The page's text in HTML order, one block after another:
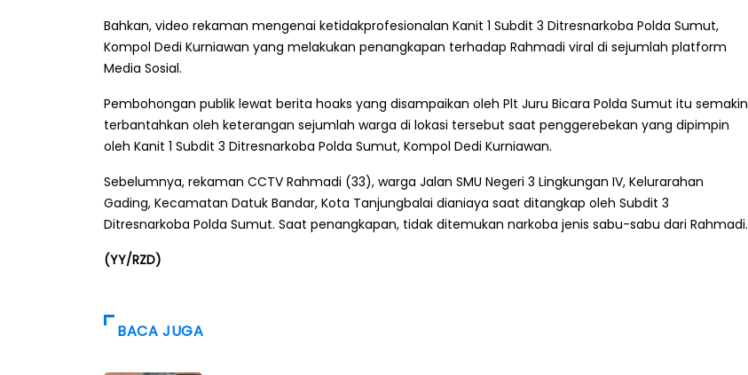
Bahkan, video rekaman mengenai ketidakprofesionalan Kanit 1 Subdit 3 Ditresnarkoba Polda Sumut,
Kompol Dedi Kurniawan yang melakukan penangkapan terhadap Rahmadi viral di sejumlah platform
Media Sosial.
Pembohongan publik lewat berita hoaks yang disampaikan oleh Plt Juru Bicara Polda Sumut itu semakin
terbantahkan oleh keterangan sejumlah warga di lokasi tersebut saat penggerebekan yang dipimpin
oleh Kanit 1 Subdit 3 Ditresnarkoba Polda Sumut, Kompol Dedi Kurniawan.
Sebelumnya, rekaman CCTV Rahmadi (33), warga Jalan SMU Negeri 3 Lingkungan IV, Kelurarahan
Gading, Kecamatan Datuk Bandar, Kota Tanjungbalai dianiaya saat ditangkap oleh Subdit 3
Ditresnarkoba Polda Sumut. Saat penangkapan, tidak ditemukan narkoba jenis sabu-sabu dari Rahmadi.
(YY/RZD)
BACA JUGA